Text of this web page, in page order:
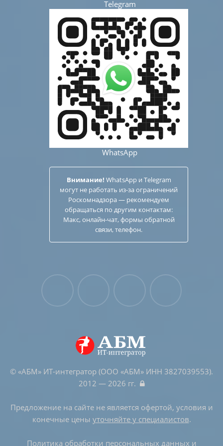
Telegram
WhatsApp
Внимание! WhatsApp и Telegram
могут не работать из-за ограничений
Роскомнадзора — рекомендуем
обращаться по другим контактам:
Макс, онлайн-чат, формы обратной
связи, телефон.
© «АБМ» ИТ-интегратор (ООО «АБМ» ИНН 3827039553).
2012 — 2026 гг.
Предложение на сайте не является офертой, условия и
конечные цены уточняйте у специалистов.
Политика обработки персональных данных и